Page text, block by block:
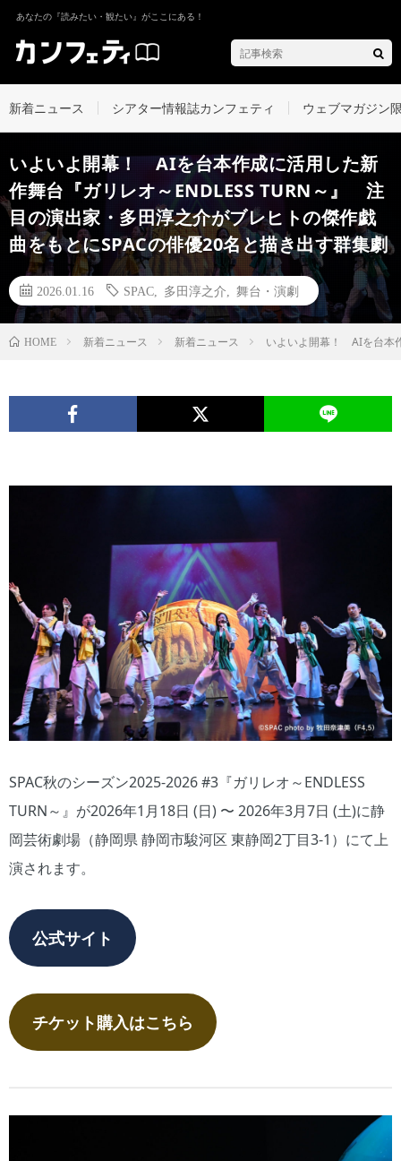
あなたの『読みたい・観たい』がここにある！
新着ニュース シアター情報誌カンフェティ ウェブマガジン
いよいよ開幕！ AIを台本作成に活用した新
作舞台『ガリレオ～ENDLESS TURN～』 注
目の演出家・多田淳之介がブレヒトの傑作戯
曲をもとにSPACの俳優20名と描き出す群集劇
2026.01.16 SPAC 多田淳之介 舞台・演劇
HOME 新着ニュース 新着ニュース いよいよ開幕！ AIを台本
SPAC秋のシーズン2025-2026 #3『ガリレオ～ENDLESS
TURN～』が2026年1月18日 (日) 〜 2026年3月7日 (土)に静
岡芸術劇場（静岡県 静岡市駿河区 東静岡2丁目3-1）にて上
演されます。
公式サイト
チケット購入はこちら